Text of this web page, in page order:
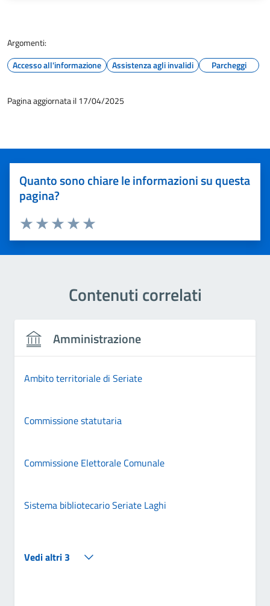
Argomenti:
Accesso all'informazione
Assistenza agli invalidi Parcheggi
Pagina aggiornata il 17/04/2025
Quanto sono chiare le informazioni su questa
pagina?
Valuta 5 stelle su 5
Valuta 4 stelle su 5
Valuta 3 stelle su 5
Valuta 2 stelle su 5
Valuta 1 stelle su 5
Contenuti correlati
Amministrazione
Ambito territoriale di Seriate
Commissione statutaria
Commissione Elettorale Comunale
Sistema bibliotecario Seriate Laghi
Vedi altri 3